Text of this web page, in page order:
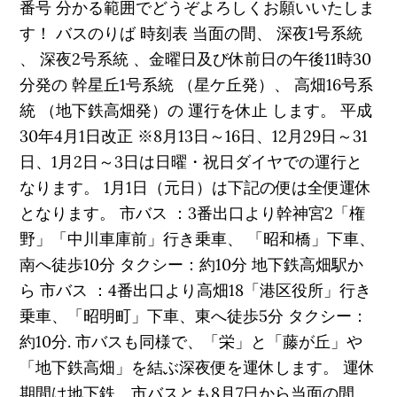
番号 分かる範囲でどうぞよろしくお願いいたしま
す！ バスのりば 時刻表 当面の間、 深夜1号系統
、 深夜2号系統 、金曜日及び休前日の午後11時30
分発の 幹星丘1号系統 （星ケ丘発）、 高畑16号系
統 （地下鉄高畑発）の 運行を休止 します。 平成
30年4月1日改正 ※8月13日～16日、12月29日～31
日、1月2日～3日は日曜・祝日ダイヤでの運行と
なります。 1月1日（元日）は下記の便は全便運休
となります。 市バス ：3番出口より幹神宮2「権
野」「中川車庫前」行き乗車、 「昭和橋」下車、
南へ徒歩10分 タクシー：約10分 地下鉄高畑駅か
ら 市バス ：4番出口より高畑18「港区役所」行き
乗車、「昭明町」下車、東へ徒歩5分 タクシー：
約10分. 市バスも同様で、「栄」と「藤が丘」や
「地下鉄高畑」を結ぶ深夜便を運休します。 運休